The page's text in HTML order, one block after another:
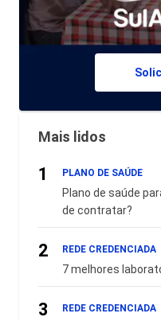
Mais lidos
1 PLANO DE SAÚDE
Plano de saúde
de contratar?
2 REDE CREDENCIADA
7 melhores
3 REDE CREDENCIADA